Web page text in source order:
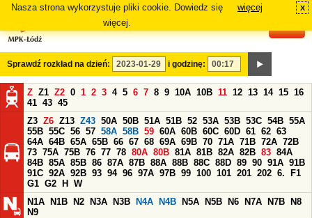
Nasza strona wykorzystuje pliki cookie. Dowiedz się
więcej.
więcej x
Sprawdź rozkład na dzień: i godzinę:
Z Z1 Z2 0 1 2 3 4 5 6 7 8 9 10A 10B 11 12 13 14 15 16
41 43 45
Z3 Z6 Z13 Z43 50A 50B 51A 51B 52 53A 53B 53C 54B 55A
55B 55C 56 57 58A 58B 59 60A 60B 60C 60D 61 62 63
64A 64B 65A 65B 66 67 68 69A 69B 70 71A 71B 72A 72B
73 75A 75B 76 77 78 80A 80B 81A 81B 82A 82B 83 84A
84B 85A 85B 86 87A 87B 88A 88B 88C 88D 89 90 91A 91B
91C 92A 92B 93 94 96 97A 97B 99 100 101 201 202 6.
F1
G1 G2 H
W
N1A
N1B N2 N3A N3B N4A N4B N5A N5B N6 N7A N7B
N8
N9